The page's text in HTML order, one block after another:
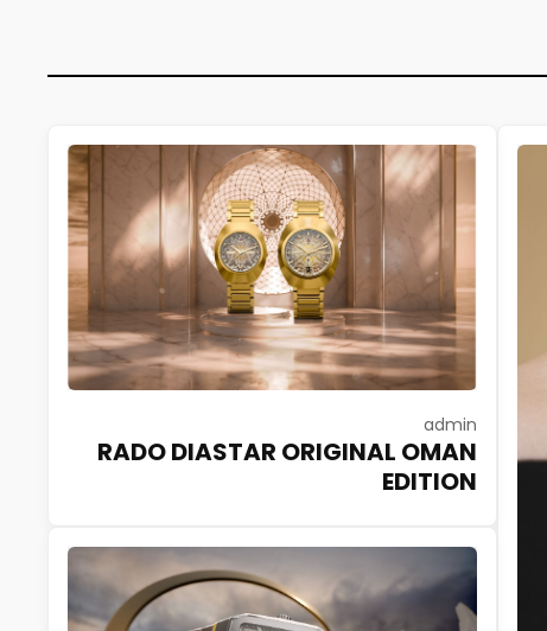
admin
RADO DIASTAR ORIGINAL OMAN
EDITION